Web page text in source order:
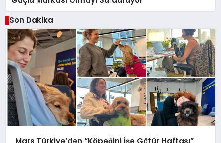
Son Dakika
Mars Türkiye’den “Köpeğini İşe Götür Haftası”